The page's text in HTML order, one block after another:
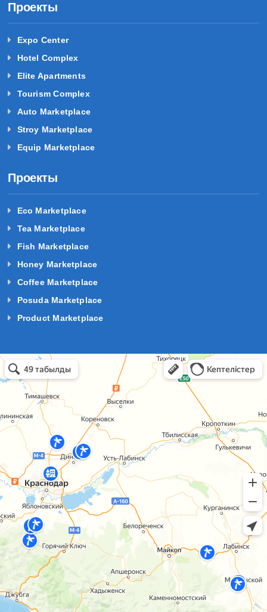
Проекты
Expo Center
Hotel Complex
Elite Apartments
Tourism Complex
Auto Marketplace
Stroy Marketplace
Equip Marketplace
Проекты
Eco Marketplace
Tea Marketplace
Fish Marketplace
Honey Marketplace
Coffee Marketplace
Posuda Marketplace
Product Marketplace
базы отдыха краснодарский край в Темрюке
Темрюк